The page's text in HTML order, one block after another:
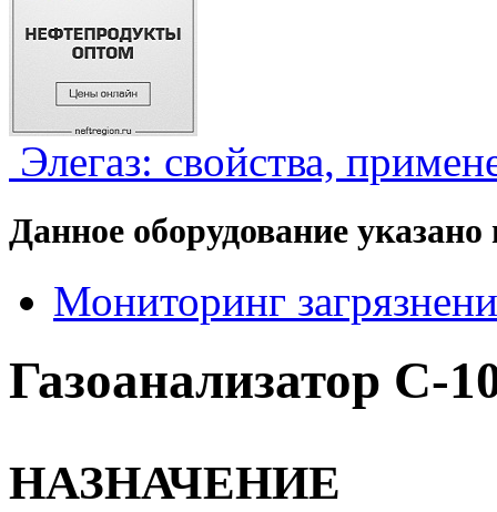
Элегаз: свойства,
Данное оборудование
Мониторинг
Газоанализатор С-
НАЗНАЧЕНИЕ